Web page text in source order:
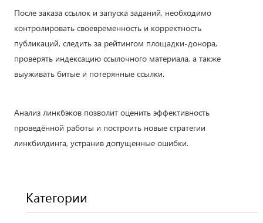
После заказа ссылок и запуска заданий, необходимо
контролировать своевременность и корректность
публикаций, следить за рейтингом площадки-донора,
проверять индексацию ссылочного материала, а также
выуживать битые и потерянные ссылки.
Анализ линкбэков позволит оценить эффективность
проведённой работы и построить новые стратегии
линкбилдинга, устранив допущенные ошибки.
Категории